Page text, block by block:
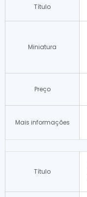
Título
Miniatura
Preço
Mais informações
Título